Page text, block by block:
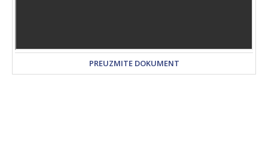
PREUZMITE DOKUMENT